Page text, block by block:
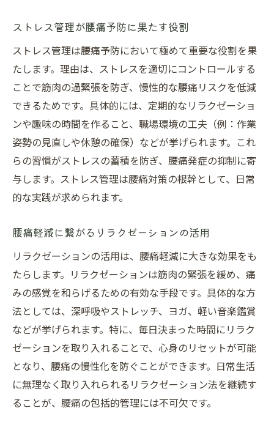
ストレス管理が腰痛予防に果たす役割
ストレス管理は腰痛予防において極めて重要な役割を果
たします。理由は、ストレスを適切にコントロールする
ことで筋肉の過緊張を防ぎ、慢性的な腰痛リスクを低減
できるためです。具体的には、定期的なリラクゼーショ
ンや趣味の時間を作ること、職場環境の工夫（例：作業
姿勢の見直しや休憩の確保）などが挙げられます。これ
らの習慣がストレスの蓄積を防ぎ、腰痛発症の抑制に寄
与します。ストレス管理は腰痛対策の根幹として、日常
的な実践が求められます。
腰痛軽減に繋がるリラクゼーションの活用
リラクゼーションの活用は、腰痛軽減に大きな効果をも
たらします。リラクゼーションは筋肉の緊張を緩め、痛
みの感覚を和らげるための有効な手段です。具体的な方
法としては、深呼吸やストレッチ、ヨガ、軽い音楽鑑賞
などが挙げられます。特に、毎日決まった時間にリラク
ゼーションを取り入れることで、心身のリセットが可能
となり、腰痛の慢性化を防ぐことができます。日常生活
に無理なく取り入れられるリラクゼーション法を継続す
ることが、腰痛の包括的管理には不可欠です。